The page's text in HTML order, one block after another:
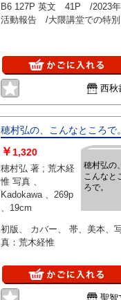
冊
B6 127P 英文 41P /2023年度
活動報告 /大隈講堂での特別
子・知念実希人・又吉直樹・
洋子 /公開セミナー /他
西秋
穂村弘の、こんなところで。
穂村弘の、
こんなと
ろで。
￥ 1,320
穂村弘 著 ; 荒木経
惟 写真 、
Kadokawa 、269p
、19cm
初版、 カバー、 帯、美本、
真：荒木経惟
聖智